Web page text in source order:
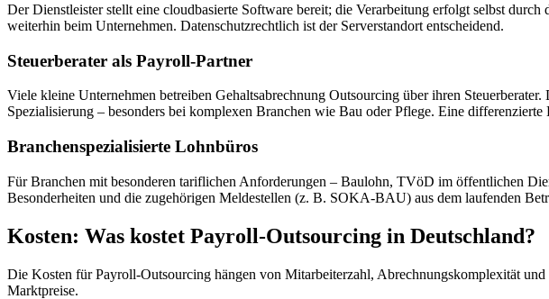
Der Dienstleister stellt eine cloudbasierte Software bereit; die Verarbeitung erfolgt selbst
weiterhin beim Unternehmen. Datenschutzrechtlich ist der Serverstandort entscheidend.
Steuerberater als Payroll-Partner
Viele kleine Unternehmen betreiben Gehaltsabrechnung Outsourcing über ihren
Spezialisierung – besonders bei komplexen Branchen wie Bau oder Pflege. Eine differenzierte
Branchenspezialisierte Lohnbüros
Für Branchen mit besonderen tariflichen Anforderungen – Baulohn, TVöD im öffentlichen
Besonderheiten und die zugehörigen Meldestellen (z. B. SOKA-BAU) aus dem laufenden
Kosten: Was kostet Payroll-Outsourcing in Deutschland?
Die Kosten für Payroll-Outsourcing hängen von Mitarbeiterzahl, Abrechnungskomplexität
Marktpreise.